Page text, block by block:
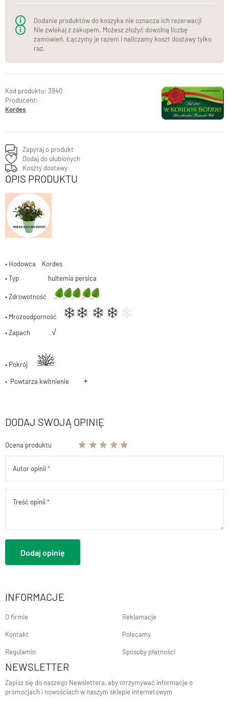
3940
Producent:
Kordes
Zapytaj o produkt
Dodaj do ulubionych
Koszty dostawy
OPIS PRODUKTU
• Hodowca Kordes
• Typ hultemia persica
• Zdrowotność
• Mrozoodporność
• Zapach √
• Pokrój
• Powtarza kwitnienie +
DODAJ SWOJĄ OPINIĘ
Ocena produktu
Autor opinii
Treść opinii
Dodaj opinię
Dodanie produktów do koszyka nie oznacza ich rezerwacji
Nie zwlekaj z zakupem. Możesz złożyć dowolną liczbę
zamówień. Łączymy je razem i naliczamy koszt dostawy tylko
raz.
INFORMACJE
O firmie
Kontakt
Regulamin
Reklamacje
Polecamy
Sposoby płatności
NEWSLETTER
Zapisz się do naszego Newslettera, aby otrzymywać informacje o
promocjach i nowościach w naszym sklepie internetowym